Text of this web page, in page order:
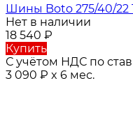
Шины Boto 275/40/22
Нет в наличии
18 540 ₽
Купить
С учётом НДС по
3 090 ₽ x 6 мес.